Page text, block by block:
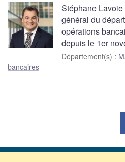
Stéphane
général du
opérations
depuis le 1er
Département(s) :
bancaires